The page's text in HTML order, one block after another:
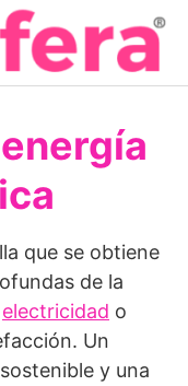
que se obtiene
de la
electricidad o
Un
y una